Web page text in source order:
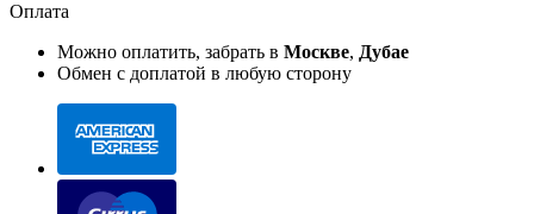
Оплата
Можно оплатить, забрать в Москве, Дубае
Обмен с доплатой в любую сторону